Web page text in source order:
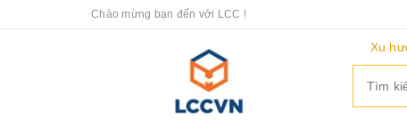
Chào mừng bạn đến với LCC !
Xu